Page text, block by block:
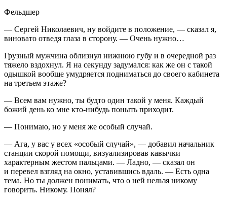
Фельдшер
— Сергей Николаевич, ну войдите в положение, — сказал я,
виновато отведя глаза в сторону. — Очень нужно…
Грузный мужчина облизнул нижнюю губу и в очередной раз
тяжело вздохнул. Я на секунду задумался: как же он с такой
одышкой вообще умудряется подниматься до своего кабинета
на третьем этаже?
— Всем вам нужно, ты будто один такой у меня. Каждый
божий день ко мне кто-нибудь поныть приходит.
— Понимаю, но у меня же особый случай.
— Ага, у вас у всех «особый случай», — добавил начальник
станции скорой помощи, визуализировав кавычки
характерным жестом пальцами. — Ладно, — сказал он
и перевел взгляд на окно, уставившись вдаль. — Есть одна
тема. Но ты должен понимать, что о ней нельзя никому
говорить. Никому. Понял?